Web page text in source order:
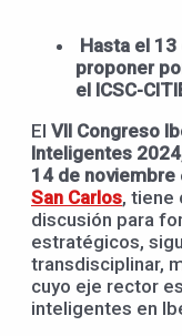
Hasta el
proponer
el ICSC-
El VII Congreso
Inteligentes 2024
14 de noviembre
San Carlos, tiene
discusión para
estratégicos,
transdisciplinar,
cuyo eje rector
inteligentes en